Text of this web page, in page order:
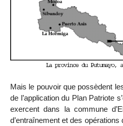
Mais le pouvoir que possèdent
de l’application du Plan Patriote
exercent dans la commune
d’entraînement et des opérations